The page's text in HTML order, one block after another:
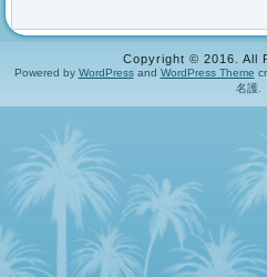
Copyright © 2016. All
Powered by WordPressand WordPress Theme
名護.